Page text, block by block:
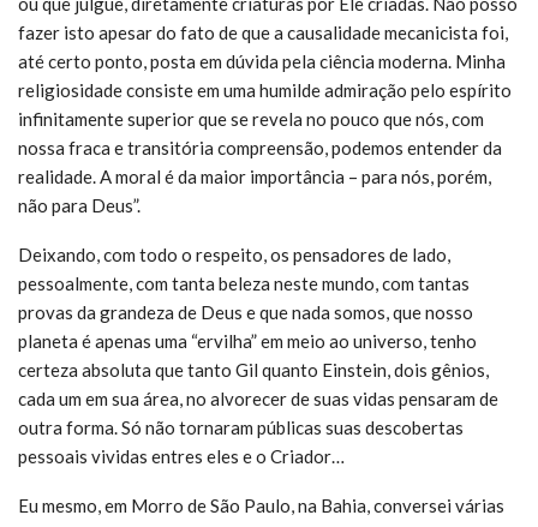
fazer isto apesar do fato de que a causalidade mecanicista foi,
até certo ponto, posta em dúvida pela ciência moderna. Minha
religiosidade consiste em uma humilde admiração pelo espírito
infinitamente superior que se revela no pouco que nós, com
nossa fraca e transitória compreensão, podemos entender da
realidade. A moral é da maior importância – para nós, porém,
não para Deus”.
Deixando, com todo o respeito, os pensadores de lado,
pessoalmente, com tanta beleza neste mundo, com tantas
provas da grandeza de Deus e que nada somos, que nosso
planeta é apenas uma “ervilha” em meio ao universo, tenho
certeza absoluta que tanto Gil quanto Einstein, dois gênios,
cada um em sua área, no alvorecer de suas vidas pensaram de
outra forma. Só não tornaram públicas suas descobertas
pessoais vividas entres eles e o Criador…
Eu mesmo, em Morro de São Paulo, na Bahia, conversei várias